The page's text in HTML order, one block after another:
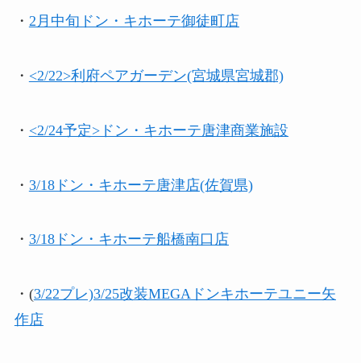
・ 2月中旬 ドン・キホーテ御徒町店
・ <2/22>利府ペアガーデン(宮城県宮城郡)
・ <2/24予定>ドン・キホーテ唐津商業施設
・ 3/18ドン・キホーテ唐津店(佐賀県)
・ 3/18ドン・キホーテ船橋南口店
・(3/22プレ)3/25改装MEGAドンキホーテユニー矢
作店